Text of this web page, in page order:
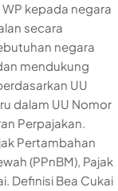
kepada negara
secara
negara
mendukung
UU
dalam UU Nomor
Perpajakan.
Pertambahan
(PPnBM), Pajak
Definisi Bea Cukai